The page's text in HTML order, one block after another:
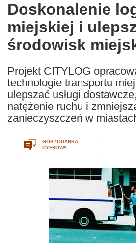
the
following
languages:
Doskonalenie
miejskiej i
środowisk
Projekt CITYLOG
technologie transportu
ulepszać usługi
natężenie ruchu i
zanieczyszczeń w
GOSPODARKA
CYFROWA